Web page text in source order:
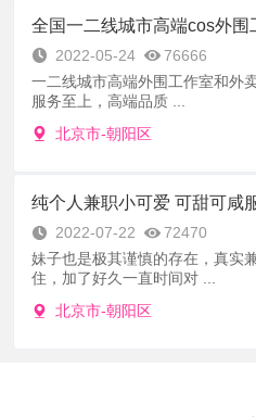
2022-05-24
76666
一二线城市高端外围工作室和外
服务至上，高端品质 ...
北京市-朝阳区
纯个人兼职小可爱 可甜可咸
2022-07-22
72470
妹子也是极其谨慎的存在，真实
住，加了好久一直时间对 ...
北京市-朝阳区